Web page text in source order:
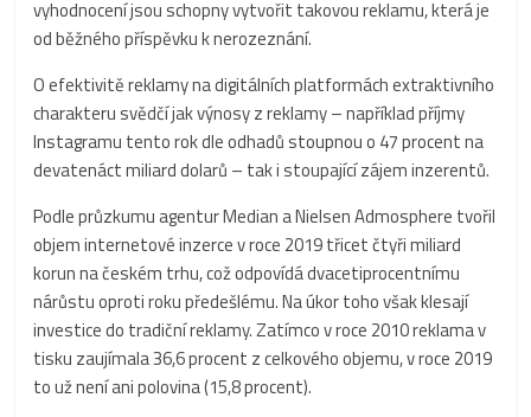
vyhodnocení jsou schopny vytvořit takovou reklamu, která je
od běžného příspěvku k nerozeznání.
O efektivitě reklamy na digitálních platformách extraktivního
charakteru svědčí jak výnosy z reklamy – například příjmy
Instagramu tento rok dle odhadů stoupnou o 47 procent na
devatenáct miliard dolarů – tak i stoupající zájem inzerentů.
Podle průzkumu agentur Median a Nielsen Admosphere tvořil
objem internetové inzerce v roce 2019 třicet čtyři miliard
korun na českém trhu, což odpovídá dvacetiprocentnímu
nárůstu oproti roku předešlému. Na úkor toho však klesají
investice do tradiční reklamy. Zatímco v roce 2010 reklama v
tisku zaujímala 36,6 procent z celkového objemu, v roce 2019
to už není ani polovina (15,8 procent).